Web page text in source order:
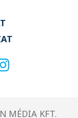
MÉDIA KFT.